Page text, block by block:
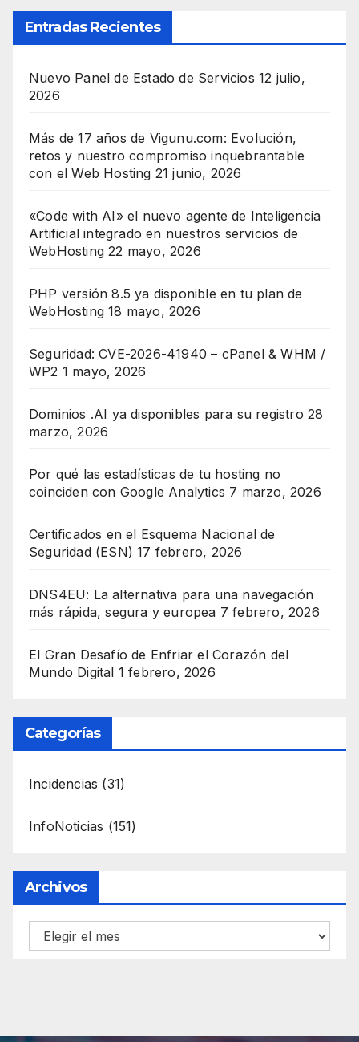
Entradas Recientes
Nuevo Panel de Estado de Servicios 12 julio,
2026
Más de 17 años de Vigunu.com: Evolución,
retos y nuestro compromiso inquebrantable
con el Web Hosting 21 junio, 2026
«Code with AI» el nuevo agente de Inteligencia
Artificial integrado en nuestros servicios de
WebHosting 22 mayo, 2026
PHP versión 8.5 ya disponible en tu plan de
WebHosting 18 mayo, 2026
Seguridad: CVE-2026-41940 – cPanel & WHM /
WP2 1 mayo, 2026
Dominios .AI ya disponibles para su registro 28
marzo, 2026
Por qué las estadísticas de tu hosting no
coinciden con Google Analytics 7 marzo, 2026
Certificados en el Esquema Nacional de
Seguridad (ESN) 17 febrero, 2026
DNS4EU: La alternativa para una navegación
más rápida, segura y europea 7 febrero, 2026
El Gran Desafío de Enfriar el Corazón del
Mundo Digital 1 febrero, 2026
Categorías
Incidencias (31)
InfoNoticias (151)
Archivos
Archivos